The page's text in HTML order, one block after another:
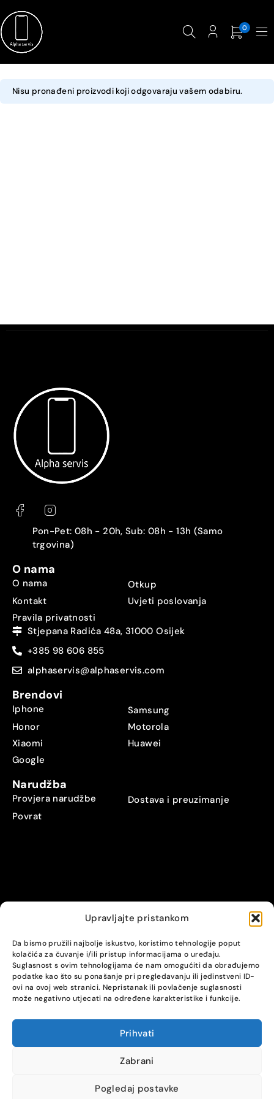
Upravljajte pristankom
Da bismo pružili najbolje iskustvo, koristimo tehnologije poput
kolačića za čuvanje i/ili pristup informacijama o uređaju.
Suglasnost s ovim tehnologijama će nam omogućiti da obrađujemo
podatke kao što su ponašanje pri pregledavanju ili jedinstveni ID-
ovi na ovoj web stranici. Nepristanak ili povlačenje suglasnosti
može negativno utjecati na određene karakteristike i funkcije.
Prihvati
Zabrani
Pogledaj postavke
0
Nisu pronađeni proizvodi koji odgovaraju vašem odabiru.
Pon-Pet: 08h - 20h, Sub: 08h - 13h (Samo
trgovina)
O nama
O nama
Otkup
Kontakt
Uvjeti poslovanja
Pravila privatnosti
Stjepana Radića 48a, 31000 Osijek
+385 98 606 855
alphaservis@alphaservis.com
Brendovi
Iphone
Samsung
Honor
Motorola
Xiaomi
Huawei
Google
Narudžba
Provjera narudžbe
Dostava i preuzimanje
Povrat
© Alpha servis. All Rights Reserved.
COMPARE (0)